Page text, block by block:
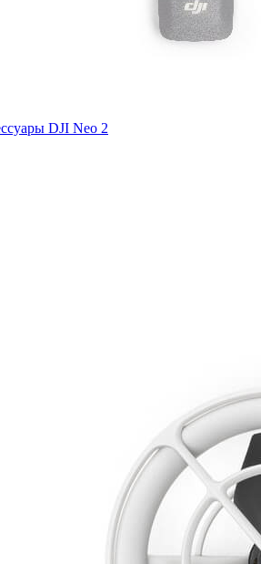
DJI Neo 2